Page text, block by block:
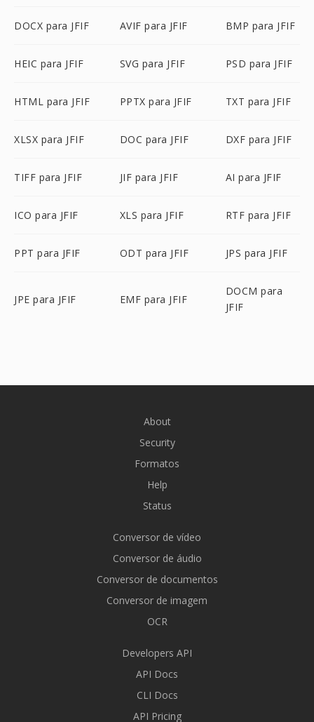
DOCX para JFIF AVIF para JFIF BMP para JFIF
HEIC para JFIF SVG para JFIF PSD para JFIF
HTML para JFIF PPTX para JFIF TXT para JFIF
XLSX para JFIF DOC para JFIF DXF para JFIF
TIFF para JFIF JIF para JFIF AI para JFIF
ICO para JFIF XLS para JFIF RTF para JFIF
PPT para JFIF ODT para JFIF JPS para JFIF
JPE para JFIF EMF para JFIF
DOCM para
JFIF
About
Security
Formatos
Help
Status
Conversor de vídeo
Conversor de áudio
Conversor de documentos
Conversor de imagem
OCR
Developers API
API Docs
CLI Docs
API Pricing